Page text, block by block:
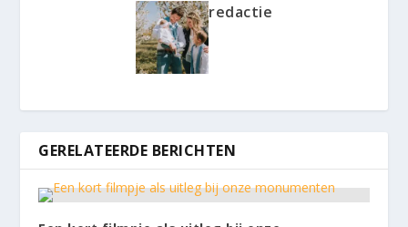
redactie
GERELATEERDE BERICHTEN